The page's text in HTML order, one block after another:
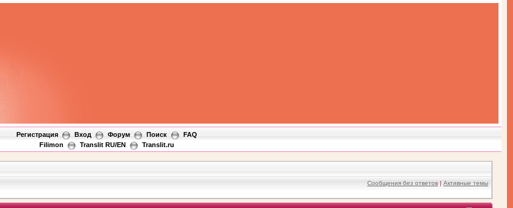
Регистрация Вход Форум Поиск
FAQ
Filimon
Translit RU/EN Translit.ru
Сообщения без ответов | Активные темы